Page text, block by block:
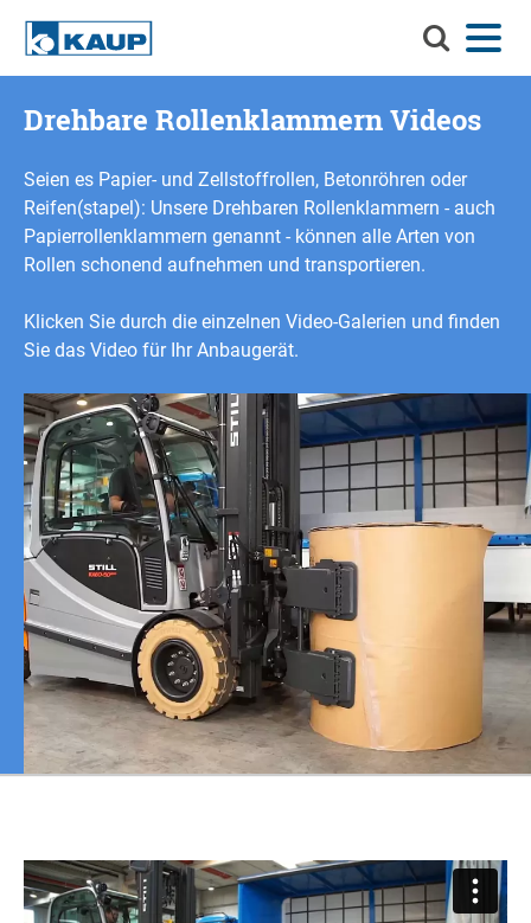
Sie
KAUP
Durchsuchen Sie KAUP
Menü
Sprache
Kontakt Login
Anbaugeräte
Material-Handling-Lösungen
Service
Unternehmen
Karriere
Drehbare Rollenklammern Videos
Seien es Papier- und Zellstoffrollen, Betonröhren oder
Reifen(stapel): Unsere Drehbaren Rollenklammern - auch
Papierrollenklammern genannt - können alle Arten von
Rollen schonend aufnehmen und transportieren.
Klicken Sie durch die einzelnen Video-Galerien und finden
Sie das Video für Ihr Anbaugerät.